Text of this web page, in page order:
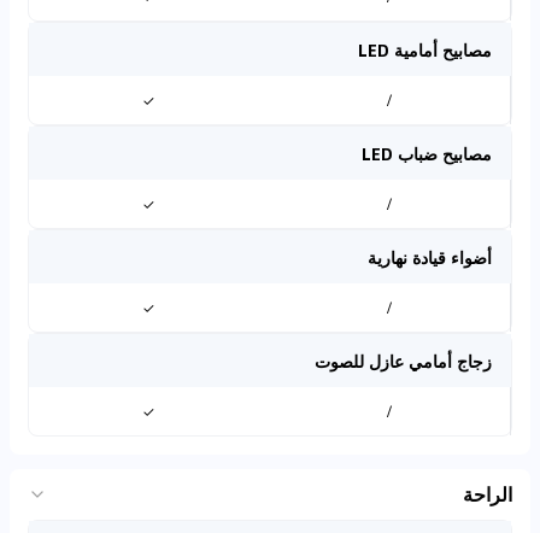
مصابيح أمامية LED
/
✓
مصابيح ضباب LED
/
✓
أضواء قيادة نهارية
/
✓
زجاج أمامي عازل للصوت
/
✓
الراحة